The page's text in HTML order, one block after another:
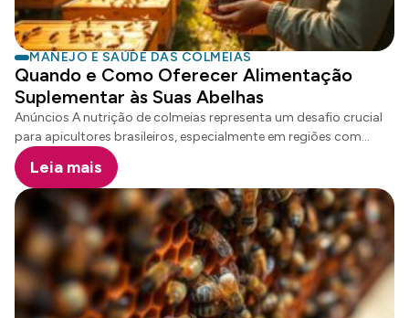
Principais Pontos A Importância da Alimentação Suplementar
para Abelhas Apis mellifera A nutrição adequada é […]
MANEJO E SAÚDE DAS COLMEIAS
Quando e Como Oferecer Alimentação
Suplementar às Suas Abelhas
Anúncios A nutrição de colmeias representa um desafio crucial
para apicultores brasileiros, especialmente em regiões com
condições climáticas extremas. Estudos revelam que 90% das
perdas de enxames em períodos de seca estão diretamente
relacionadas à deficiência energética, tornando a alimentação
de abelhas uma estratégia fundamental para a sobrevivência e
produtividade. A suplementação apícola não é apenas uma
opção, mas uma necessidade vital para garantir colmeias
saudáveis e resilientes. Em diferentes regiões do Brasil, os
apicultores enfrentam desafios únicos relacionados à
disponibilidade de recursos naturais, o que torna a intervenção
Leia mais